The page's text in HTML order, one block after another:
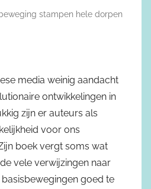
stampen hele dorpen
media weinig aandacht
ontwikkelingen in
zijn er auteurs als
voor ons
boek vergt soms wat
vele verwijzingen naar
goed te